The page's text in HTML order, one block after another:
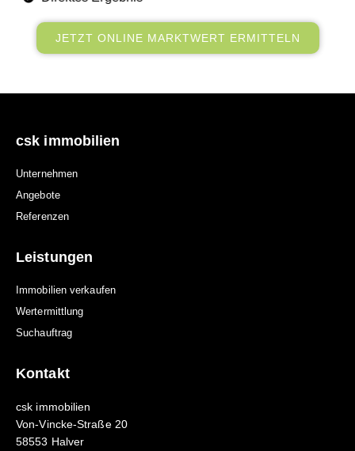
JETZT ONLINE MARKTWERT ERMITTELN
csk immobilien
Unternehmen
Angebote
Referenzen
Leistungen
Immobilien verkaufen
Wertermittlung
Suchauftrag
Kontakt
csk immobilien
Von-Vincke-Straße 20
58553 Halver